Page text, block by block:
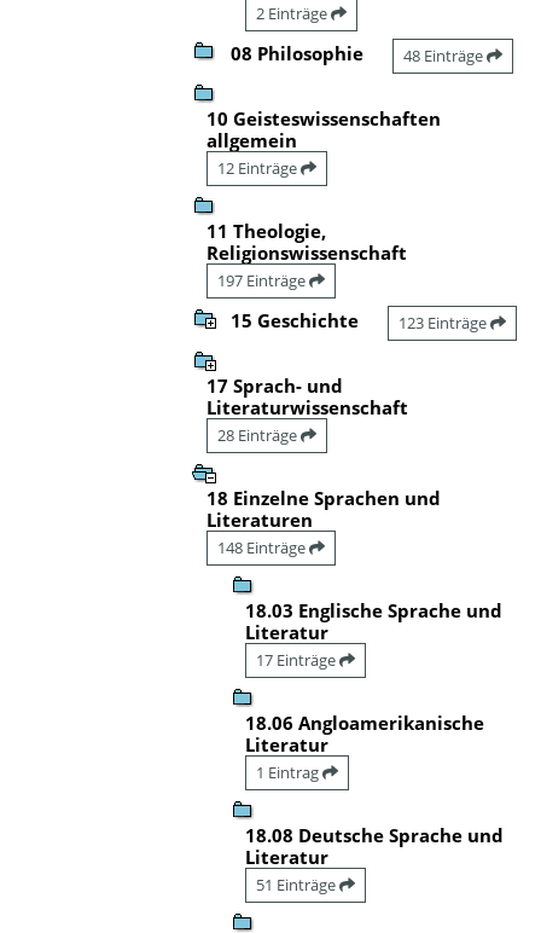
2 Einträge
08 Philosophie 48 Einträge
10 Geisteswissenschaften
allgemein
12 Einträge
11 Theologie,
Religionswissenschaft
197 Einträge
15 Geschichte 123 Einträge
17 Sprach- und
Literaturwissenschaft
28 Einträge
18 Einzelne Sprachen und
Literaturen
148 Einträge
18.03 Englische Sprache und
Literatur
17 Einträge
18.06 Angloamerikanische
Literatur
1 Eintrag
18.08 Deutsche Sprache und
Literatur
51 Einträge